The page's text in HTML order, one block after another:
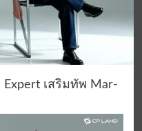
Expert เสริมทัพ Mar-